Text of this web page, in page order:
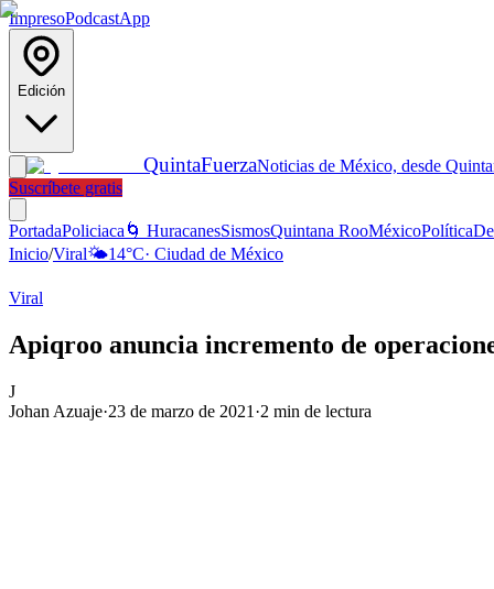
ImpresoPodcastApp
Edición
QuintaFuerzaNoticias de México, desde
Suscríbete gratis
PortadaPoliciaca 🌀 HuracanesSismosQuintana RooMéxicoPolítica
Inicio/Viral🌤️14°C· Ciudad de México
Viral
Apiqroo anuncia incremento de
J
Johan Azuaje·23 de marzo de 2021 ·2 min de lectura